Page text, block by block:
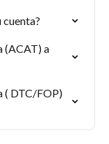
(ACAT) a
( DTC/FOP)